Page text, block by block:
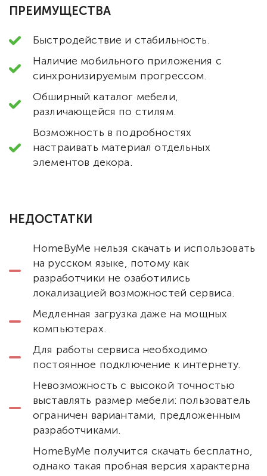
ПРЕИМУЩЕСТВА
Быстродействие и стабильность.
Наличие мобильного приложения с
синхронизируемым прогрессом.
Обширный каталог мебели,
различающейся по стилям.
Возможность в подробностях
настраивать материал отдельных
элементов декора.
НЕДОСТАТКИ
HomeByMe нельзя скачать и использовать
на русском языке, потому как
разработчики не озаботились
локализацией возможностей сервиса.
Медленная загрузка даже на мощных
компьютерах.
Для работы сервиса необходимо
постоянное подключение к интернету.
Невозможность с высокой точностью
выставлять размер мебели: пользователь
ограничен вариантами, предложенным
разработчиками.
HomeByMe получится скачать бесплатно,
однако такая пробная версия характерна